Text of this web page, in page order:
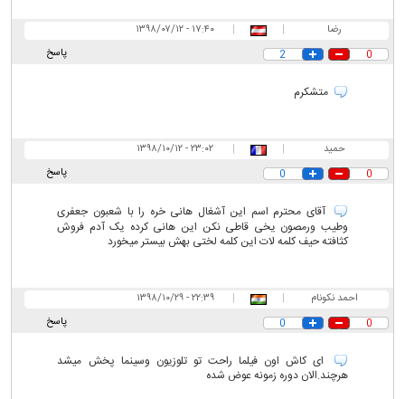
رضا |
|
۱۷:۴۰ - ۱۳۹۸/۰۷/۱۲
پاسخ
0
2
متشکرم
حمید |
|
۲۳:۰۲ - ۱۳۹۸/۱۰/۱۲
پاسخ
0
0
آقای محترم اسم این آشغال هانی خره را با شعبون جعفری
وطیب ورمصون یخی قاطی نکن این هانی کرده یک آدم فروش
کثافته حیف کلمه لات این کلمه لختی بهش بیستر میخورد
احمد نکونام |
|
۲۲:۳۹ - ۱۳۹۸/۱۰/۲۹
پاسخ
0
0
ای کاش اون فیلما راحت تو تلوزیون وسینما پخش میشد
هرچند.الان دوره زمونه عوض شده